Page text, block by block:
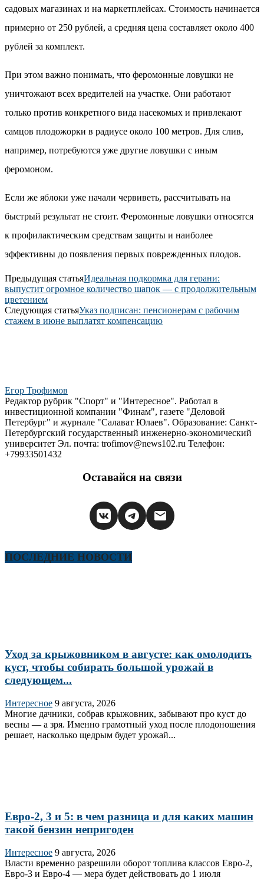
садовых магазинах и на маркетплейсах. Стоимость начинается
примерно от 250 рублей, а средняя цена составляет около 400
рублей за комплект.
При этом важно понимать, что феромонные ловушки не
уничтожают всех вредителей на участке. Они работают
только против конкретного вида насекомых и привлекают
самцов плодожорки в радиусе около 100 метров. Для слив,
например, потребуются уже другие ловушки с иным
феромоном.
Если же яблоки уже начали червиветь, рассчитывать на
быстрый результат не стоит. Феромонные ловушки относятся
к профилактическим средствам защиты и наиболее
эффективны до появления первых поврежденных плодов.
Предыдущая статьяИдеальная подкормка для герани:
выпустит огромное количество шапок — с продолжительным
цветением
Следующая статьяУказ подписан: пенсионерам с рабочим
стажем в июне выплатят компенсацию
Егор Трофимов
Редактор рубрик "Спорт" и "Интересное". Работал в
инвестиционной компании "Финам", газете "Деловой
Петербург" и журнале "Салават Юлаев". Образование: Санкт-
Петербургский государственный инженерно-экономический
университет Эл. почта: trofimov@news102.ru Телефон:
+79933501432
Оставайся на связи
ПОСЛЕДНИЕ НОВОСТИ
Уход за крыжовником в августе: как омолодить
куст, чтобы собирать большой урожай в
следующем...
Интересное 9 августа, 2026
Многие дачники, собрав крыжовник, забывают про куст до
весны — а зря. Именно грамотный уход после плодоношения
решает, насколько щедрым будет урожай...
Евро-2, 3 и 5: в чем разница и для каких машин
такой бензин непригоден
Интересное 9 августа, 2026
Власти временно разрешили оборот топлива классов Евро‑2,
Евро‑3 и Евро‑4 — мера будет действовать до 1 июля